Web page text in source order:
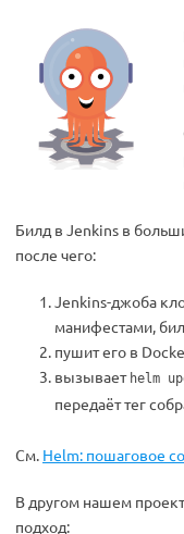
Билд в Jenkins в
после чего:
Jenkins-джоба
манифестами,
пушит его в
вызывает helm
передаёт тег
См. Helm: пошаговое
В другом нашем
подход: